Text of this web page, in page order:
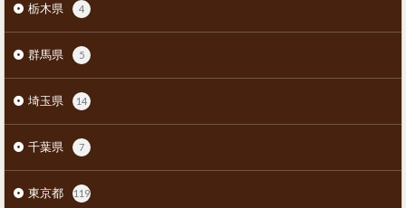
栃木県 4
群馬県 5
埼玉県 14
千葉県 7
東京都 119